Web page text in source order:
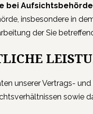
bei
insbesondere in
der Sie
unserer Vertrags-
sowie